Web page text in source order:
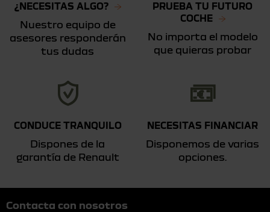
¿NECESITAS ALGO?
Nuestro equipo de
asesores responderán
tus dudas
PRUEBA TU FUTURO
COCHE
No importa el modelo
que quieras probar
CONDUCE TRANQUILO
Dispones de la
garantía de Renault
NECESITAS FINANCIAR
Disponemos de varias
opciones.
Contacta con nosotros